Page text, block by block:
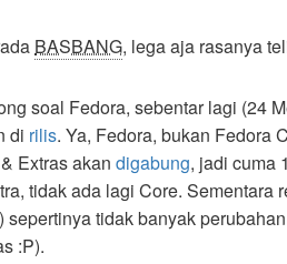
BASBANG, lega aja rasanya
soal Fedora, sebentar lagi (24
di rilis. Ya, Fedora, bukan Fedora
Extras akan digabung, jadi cuma
tidak ada lagi Core. Sementara
sepertinya tidak banyak
:P).